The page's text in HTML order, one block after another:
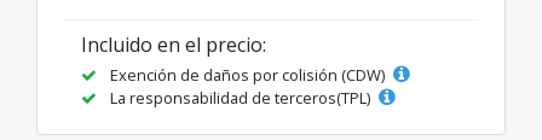
Incluido en el precio:
Exención de daños por colisión (CDW)
La responsabilidad de terceros(TPL)